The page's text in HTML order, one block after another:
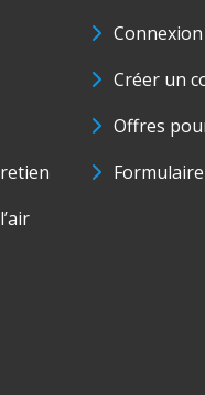
Créer un
Offres
Formulaire